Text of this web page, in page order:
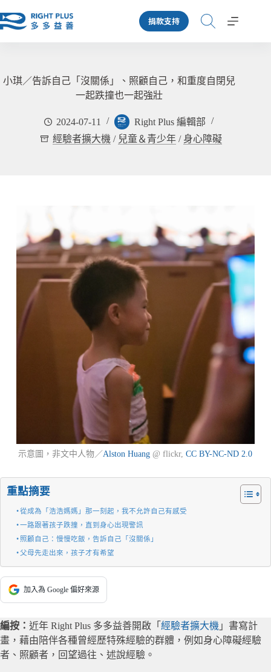
至
容
捐款支持
小琪／告訴自己「沒關係」、照顧自己，和重度自閉兒
一起跌撞也一起強壯
2024-07-11
Right Plus 編輯部
經驗者擴大機 / 兒童＆青少年 / 身心障礙
示意圖，非文中人物／Alston Huang @ flickr,CC BY-NC-ND 2.0
重點摘要
從成為「浩浩媽媽」那一刻起，我不允許自己有感受
一路跟著孩子跌撞，直到身心出現警訊
照顧自己：慢慢吃飯，告訴自己「沒關係」
父母先走出來，孩子才有希望
加入為 Google 偏好來源
編按： 近年 Right Plus 多多益善開啟「 經驗者擴大機 」書寫計
畫，藉由陪伴各種曾經歷特殊經驗的群體，例如身心障礙經驗
者、照顧者，回望過往、述說經驗。